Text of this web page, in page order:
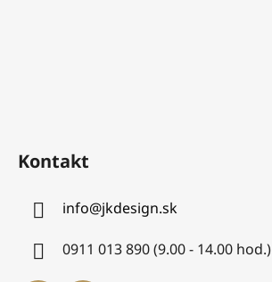
Kontakt
info@jkdesign.sk
0911 013 890 (9.00 - 14.00 hod.)